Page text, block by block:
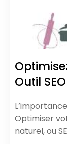
Outil
Optimiser
naturel, ou